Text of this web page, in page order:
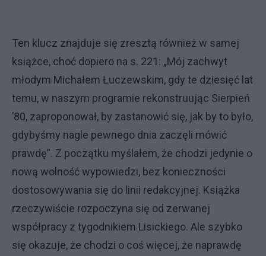
Ten klucz znajduje się zresztą również w samej
książce, choć dopiero na s. 221: „Mój zachwyt
młodym Michałem Łuczewskim, gdy te dziesięć lat
temu, w naszym programie rekonstruując Sierpień
’80, zaproponował, by zastanowić się, jak by to było,
gdybyśmy nagle pewnego dnia zaczęli mówić
prawdę”. Z początku myślałem, że chodzi jedynie o
nową wolność wypowiedzi, bez konieczności
dostosowywania się do linii redakcyjnej. Książka
rzeczywiście rozpoczyna się od zerwanej
współpracy z tygodnikiem Lisickiego. Ale szybko
się okazuje, że chodzi o coś więcej, że naprawdę